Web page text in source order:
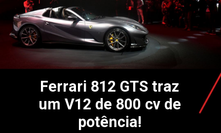
Ferrari 812 GTS traz
um V12 de 800 cv de
potência!